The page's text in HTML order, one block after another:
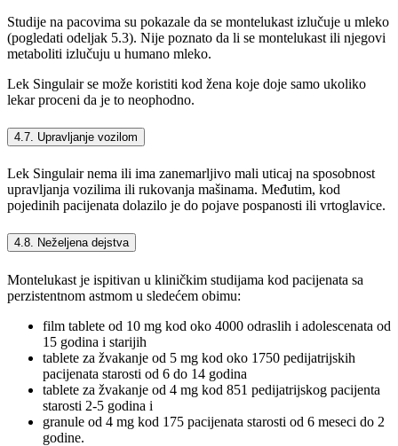
Studije na pacovima su pokazale da se montelukast izlučuje u mleko
(pogledati odeljak 5.3). Nije poznato da li se montelukast ili njegovi
metaboliti izlučuju u humano mleko.
Lek Singulair se može koristiti kod žena koje doje samo ukoliko
lekar proceni da je to neophodno.
4.7. Upravljanje vozilom
Lek Singulair nema ili ima zanemarljivo mali uticaj na sposobnost
upravljanja vozilima ili rukovanja mašinama. Međutim, kod
pojedinih pacijenata dolazilo je do pojave pospanosti ili vrtoglavice.
4.8. Neželjena dejstva
Montelukast je ispitivan u kliničkim studijama kod pacijenata sa
perzistentnom astmom u sledećem obimu:
film tablete od 10 mg kod oko 4000 odraslih i adolescenata od
15 godina i starijih
tablete za žvakanje od 5 mg kod oko 1750 pedijatrijskih
pacijenata starosti od 6 do 14 godina
tablete za žvakanje od 4 mg kod 851 pedijatrijskog pacijenta
starosti 2-5 godina i
granule od 4 mg kod 175 pacijenata starosti od 6 meseci do 2
godine.